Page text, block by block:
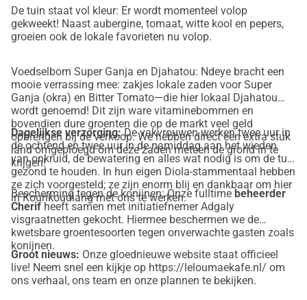
De tuin staat vol kleur: Er wordt momenteel volop
gekweekt! Naast aubergine, tomaat, witte kool en pepers,
groeien ook de lokale favorieten nu volop.
Voedselbom Super Ganja en Djahatou: Ndeye bracht een
mooie verrassing mee: zakjes lokale zaden voor Super
Ganja (okra) en Bitter Tomato—die hier lokaal Djahatou
wordt genoemd! Dit zijn ware vitaminebommen en
bovendien dure groenten die op de markt veel geld
opbrengen bij de verkoop. We hebben direct een extra stuk
land omgeploegd om deze zaden meteen de grond in te
krijgen!
Dagelijkse verzorging:De vakvrouwen werken twee uur in
de ochtend en twee uur in de namiddag aan het wieden
van onkruid, de bewatering en alles wat nodig is om de tuin
gezond te houden. In hun eigen Diola-stammentaal hebben
ze zich voorgesteld; ze zijn enorm blij en dankbaar om hier
in Kounkoudiang met ons te werken.
Bescherming tegen de konijnen: Onze fulltime beheerder
Cherif heeft samen met initiatiefnemer Adgaly
visgraatnetten gekocht. Hiermee beschermen we de
kwetsbare groentesoorten tegen onverwachte gasten zoals
konijnen.
Groot nieuws: Onze gloednieuwe website staat officieel
live! Neem snel een kijkje op https://leloumaekafe.nl/ om
ons verhaal, ons team en onze plannen te bekijken.